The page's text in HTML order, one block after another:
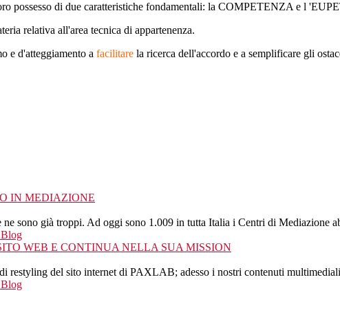
possesso di due caratteristiche fondamentali: la COMPETENZA e l
relativa all'area tecnica di appartenenza.
e d'atteggiamento a facilitare la ricerca dell'accordo e a semplificare gli
IN MEDIAZIONE
sono già troppi. Ad oggi sono 1.009 in tutta Italia i Centri di Mediazione
WEB E CONTINUA NELLA SUA MISSION
restyling del sito internet di PAXLAB; adesso i nostri contenuti